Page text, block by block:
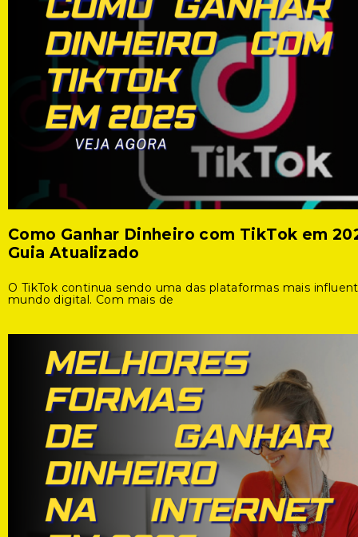
Como Ganhar Dinheiro com TikTok em
Guia Atualizado
O TikTok continua sendo uma das plataformas mais
mundo digital. Com mais de